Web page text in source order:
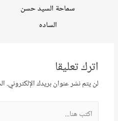
سماحة السيد حسن
الساده
اترك تعليقا
لن يتم نشر عنوان بريدك الإلكتروني.